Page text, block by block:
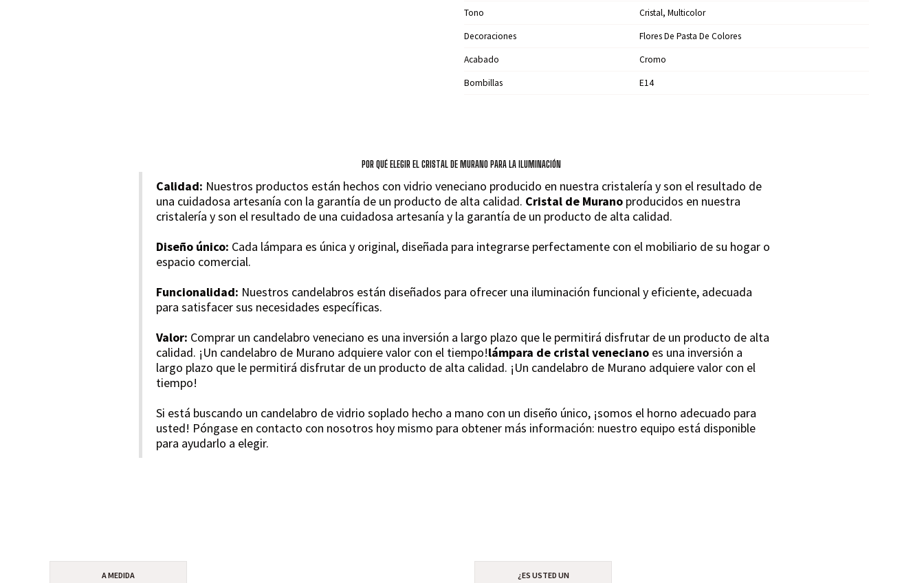
Tono
Cristal, Multicolor
Decoraciones
Flores De Pasta De Colores
Acabado
Cromo
Bombillas
E14
POR QUÉ ELEGIR EL CRISTAL DE MURANO PARA LA ILUMINACIÓN
Calidad: Nuestros productos están hechos con vidrio veneciano producido en nuestra cristalería y son el resultado de
una cuidadosa artesanía con la garantía de un producto de alta calidad. Cristal de Murano producidos en nuestra
cristalería y son el resultado de una cuidadosa artesanía y la garantía de un producto de alta calidad.
Diseño único: Cada lámpara es única y original, diseñada para integrarse perfectamente con el mobiliario de su hogar o
espacio comercial.
Funcionalidad: Nuestros candelabros están diseñados para ofrecer una iluminación funcional y eficiente, adecuada
para satisfacer sus necesidades específicas.
Valor: Comprar un candelabro veneciano es una inversión a largo plazo que le permitirá disfrutar de un producto de alta
calidad. ¡Un candelabro de Murano adquiere valor con el tiempo!lámpara de cristal veneciano es una inversión a
largo plazo que le permitirá disfrutar de un producto de alta calidad. ¡Un candelabro de Murano adquiere valor con el
tiempo!
Si está buscando un candelabro de vidrio soplado hecho a mano con un diseño único, ¡somos el horno adecuado para
usted! Póngase en contacto con nosotros hoy mismo para obtener más información: nuestro equipo está disponible
para ayudarlo a elegir.
A MEDIDA
¿ES USTED UN